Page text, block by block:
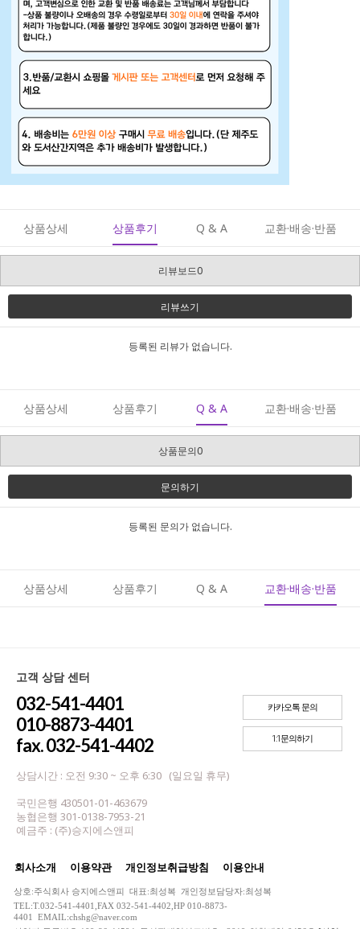
상품상세 상품후기 Q & A 교환·배송·반품
리뷰보드0
리뷰쓰기
등록된 리뷰가 없습니다.
상품상세 상품후기 Q & A 교환·배송·반품
상품문의0
문의하기
등록된 문의가 없습니다.
상품상세 상품후기 Q & A 교환·배송·반품
고객 상담 센터
032-541-4401
010-8873-4401
fax. 032-541-4402
상담시간 : 오전 9:30 ~ 오후 6:30 (일요일 휴무)
국민은행 430501-01-463679
농협은행 301-0138-7953-21
예금주 : (주)승지에스앤피
카카오톡 문의
1:1문의하기
회사소개 이용약관 개인정보취급방침 이용안내
상호:주식회사 승지에스앤피 대표:최성복 개인정보담당자:최성복
TEL:T.032-541-4401,FAX 032-541-4402,HP 010-8873-
4401 EMAIL:chshg@naver.com